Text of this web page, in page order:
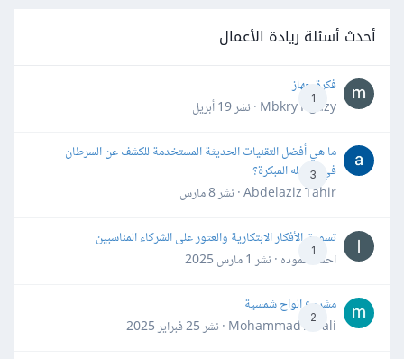
أحدث أسئلة ريادة الأعمال
1
فكرة جهاز
Mbkry Hgazy · نشر
19 أبريل
3
ما هي أفضل التقنيات الحديثة المستخدمة للكشف عن السرطان
في مراحله المبكرة؟
Abdelaziz Tahir · نشر
8 مارس
1
تسويق الأفكار الابتكارية والعثور على الشركاء المناسبين
احمد حموده · نشر 1 مارس 2025
2
مشروع الواح شمسية
Mohammad Awali · نشر
25 فبراير 2025